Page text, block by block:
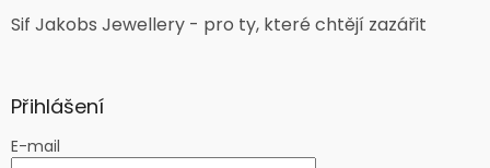
Sif Jakobs Jewellery - pro ty, které chtějí zazářit
Přihlášení
E-mail